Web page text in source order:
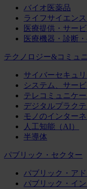
バイオ医薬品
ライフサイエン
医療提供・サービ
医療機器・診断
テクノロジー&コミュ
サイバーセキュリ
システム、サー
テレコミュニケ
デジタルプラクテ
モノのインター
人工知能（AI）
半導体
パブリック・セクター
パブリック・ア
パブリック・イン